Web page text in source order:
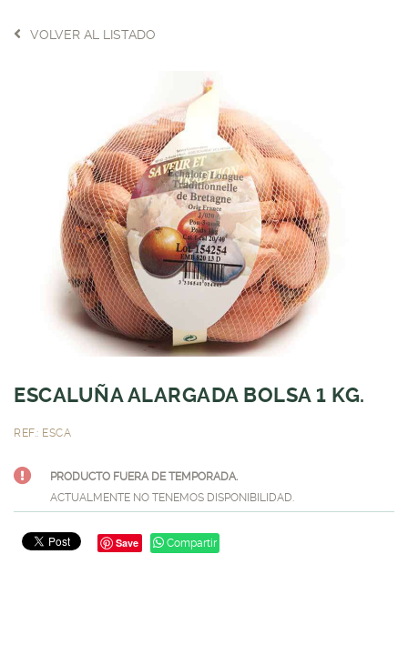
VOLVER AL LISTADO
ESCALUÑA ALARGADA BOLSA 1 KG.
REF.: ESCA
PRODUCTO FUERA DE TEMPORADA.
ACTUALMENTE NO TENEMOS DISPONIBILIDAD.
Save Compartir